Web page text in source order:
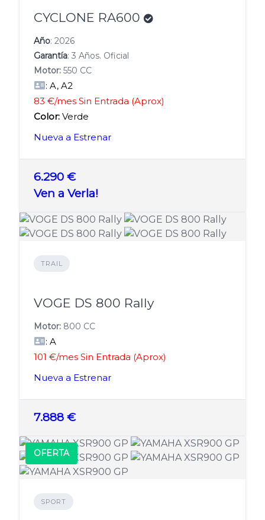
CYCLONE RA600
Año: 2026
Garantía: 3 Años. Oficial
Motor: 550 CC
: A, A2
83 €/mes Sin Entrada (Aprox)
Color: Verde
Nueva a Estrenar
6.290 €
Ven a Verla!
TRAIL
VOGE DS 800 Rally
Motor: 800 CC
: A
101 €/mes Sin Entrada (Aprox)
Nueva a Estrenar
7.888 €
OFERTA
SPORT